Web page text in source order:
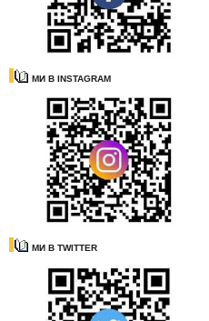
МИ В INSTAGRAM
МИ В TWITTER